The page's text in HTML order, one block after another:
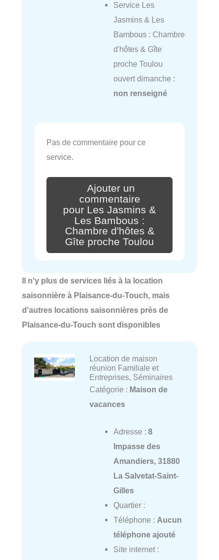
Service Les
Jasmins & Les
Bambous : Chambre
d'hôtes & Gîte
proche Toulou
ouvert dimanche :
non renseigné
Pas de commentaire pour ce
service.
Ajouter un
commentaire
pour Les Jasmins &
Les Bambous :
Chambre d'hôtes &
Gîte proche Toulou
Il n'y plus de services liés à la location
saisonnière à Plaisance-du-Touch, mais
d'autres locations saisonnières près de
Plaisance-du-Touch sont disponibles
Location de maison
réunion Familiale et
Entreprises, Séminaires
Catégorie : Maison de
vacances
Adresse : 8
Impasse des
Amandiers, 31880
La Salvetat-Saint-
Gilles
Quartier :
Téléphone : Aucun
téléphone ajouté
Site internet :